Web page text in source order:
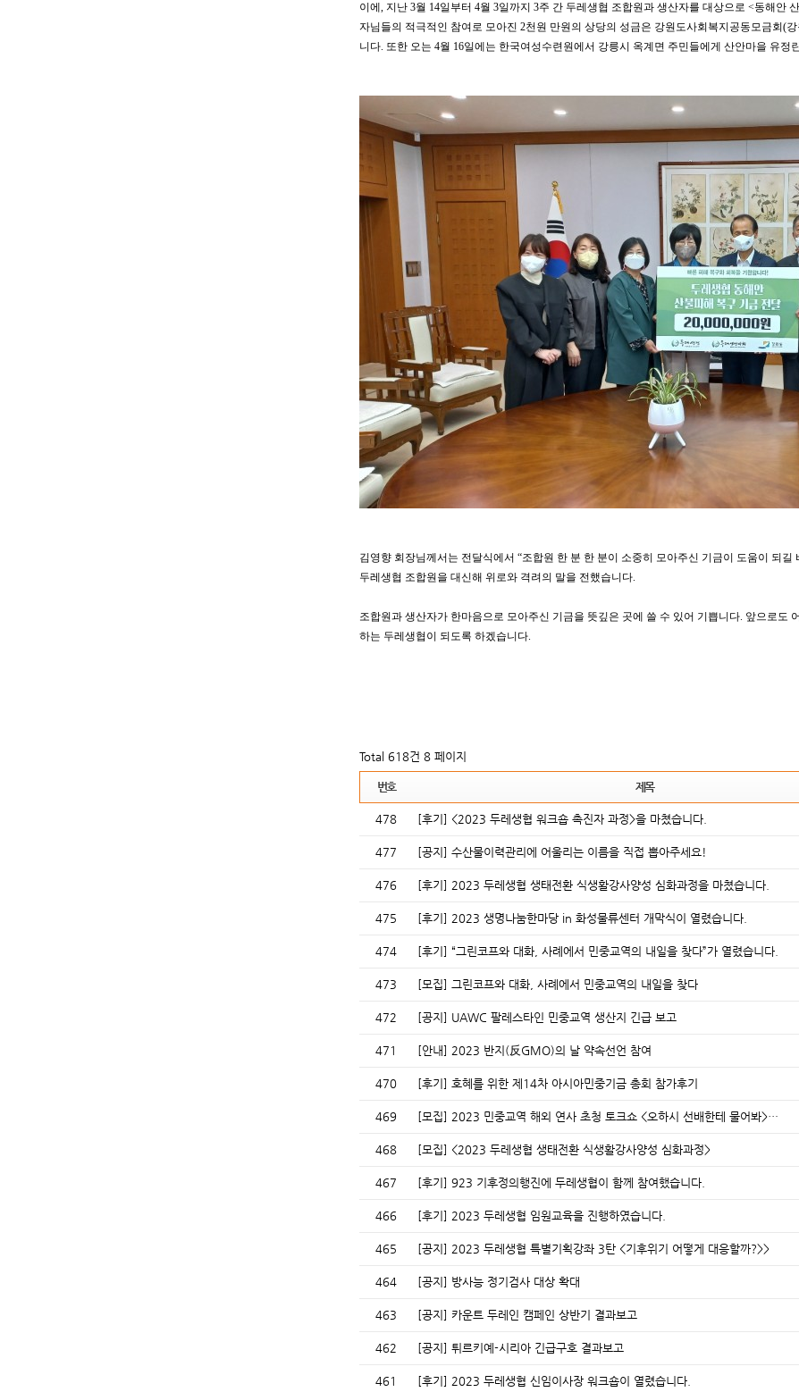
이에, 지난 3월 14일부터 4월 3일까지 3주 간 두레생협 조합원과 생산자를 대상으로 <동해안
자님들의 적극적인 참여로 모아진 2천원 만원의 상당의 성금은 강원도사회복지공동모금회(
니다. 또한 오는 4월 16일에는 한국여성수련원에서 강릉시 옥계면 주민들에게 산안마을 유정
김영향 회장님께서는 전달식에서 “조합원 한 분 한 분이 소중히 모아주신 기금이 도움이 되
두레생협 조합원을 대신해 위로와 격려의 말을 전했습니다.
조합원과 생산자가 한마음으로 모아주신 기금을 뜻깊은 곳에 쓸 수 있어 기쁩니다. 앞으로도
하는 두레생협이 되도록 하겠습니다.
Total 618건 8 페이지
번호 제목
478 [후기] <2023 두레생협 워크숍 촉진자 과정>을 마쳤습니다.
477 [공지] 수산물이력관리에 어울리는 이름을 직접 뽑아주세요!
476 [후기] 2023 두레생협 생태전환 식생활강사양성 심화과정을 마쳤습니다.
475 [후기] 2023 생명나눔한마당 in 화성물류센터 개막식이 열렸습니다.
474 [후기] “그린코프와 대화, 사례에서 민중교역의 내일을 찾다”가 열렸습니다.
473 [모집] 그린코프와 대화, 사례에서 민중교역의 내일을 찾다
472 [공지] UAWC 팔레스타인 민중교역 생산지 긴급 보고
471 [안내] 2023 반지(反GMO)의 날 약속선언 참여
470 [후기] 호혜를 위한 제14차 아시아민중기금 총회 참가후기
469 [모집] 2023 민중교역 해외 연사 초청 토크쇼 <오하시 선배한테 물어봐>…
468 [모집] <2023 두레생협 생태전환 식생활강사양성 심화과정>
467 [후기] 923 기후정의행진에 두레생협이 함께 참여했습니다.
466 [후기] 2023 두레생협 임원교육을 진행하였습니다.
465 [공지] 2023 두레생협 특별기획강좌 3탄 <기후위기 어떻게 대응할까?>>
464 [공지] 방사능 정기검사 대상 확대
463 [공지] 카운트 두레인 캠페인 상반기 결과보고
462 [공지] 튀르키예-시리아 긴급구호 결과보고
461 [후기] 2023 두레생협 신임이사장 워크숍이 열렸습니다.